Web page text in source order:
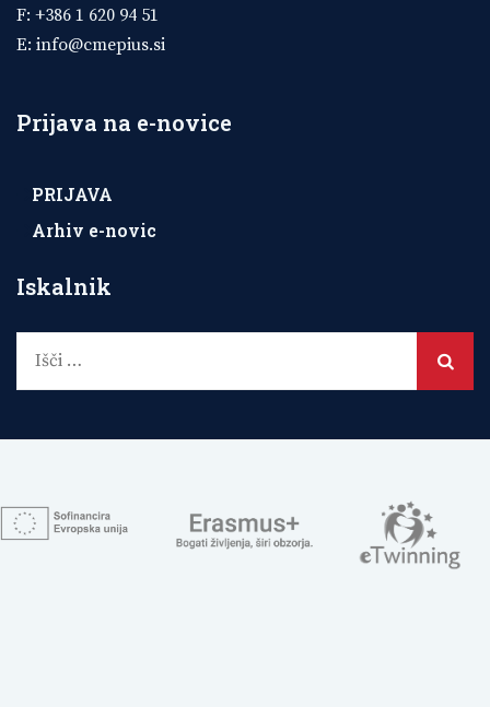
F: +386 1 620 94 51
E: info@cmepius.si
Prijava na e-novice
PRIJAVA
Arhiv e-novic
Iskalnik